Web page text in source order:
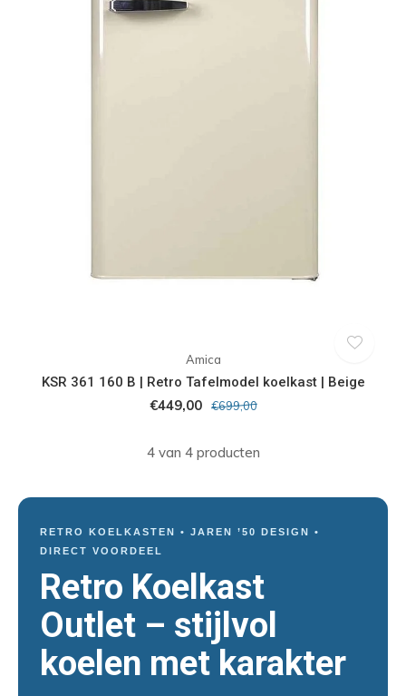
Amica
KSR 361 160 B | Retro Tafelmodel koelkast | Beige
€449,00 €699,00
4 van 4 producten
RETRO KOELKASTEN • JAREN ’50 DESIGN •
DIRECT VOORDEEL
Retro Koelkast
Outlet – stijlvol
koelen met karakter